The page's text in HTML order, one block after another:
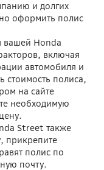
и долгих
оформить полис
вашей Honda
включая
автомобиля и
стоимость полиса,
на сайте
необходимую
Street также
прикрепите
полис по
почту.